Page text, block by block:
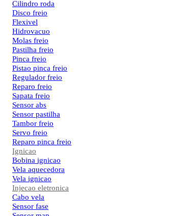
Cilindro roda
Disco freio
Flexivel
Hidrovacuo
Molas freio
Pastilha freio
Pinca freio
Pistao pinca freio
Regulador freio
Reparo freio
Sapata freio
Sensor abs
Sensor pastilha
Tambor freio
Servo freio
Reparo pinca freio
Ignicao
Bobina ignicao
Vela aquecedora
Vela ignicao
Injecao eletronica
Cabo vela
Sensor fase